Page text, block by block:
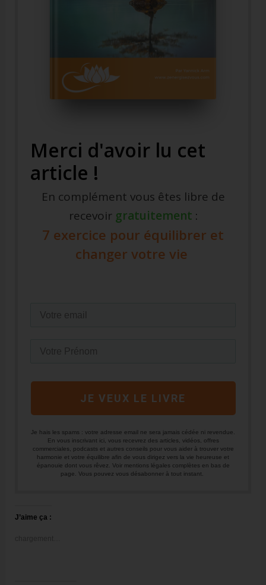
Merci d'avoir lu cet
article !
En complément vous êtes libre de
recevoir gratuitement :
7 exercice pour équilibrer et
changer votre vie
JE VEUX LE LIVRE
Je hais les spams : votre adresse email ne sera jamais cédée ni revendue.
En vous inscrivant ici, vous recevrez des articles, vidéos, offres
commerciales, podcasts et autres conseils pour vous aider à trouver votre
harmonie et votre équilibre afin de vous dirigez vers la vie heureuse et
épanouie dont vous rêvez. Voir mentions légales complètes en bas de
page. Vous pouvez vous désabonner à tout instant.
J’aime ça :